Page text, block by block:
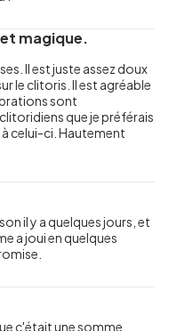
magique.
Il est juste assez doux
le clitoris. Il est agréable
sont
que je préférais
celui-ci. Hautement
il y a quelques jours, et
a joui en quelques
c'était une somme